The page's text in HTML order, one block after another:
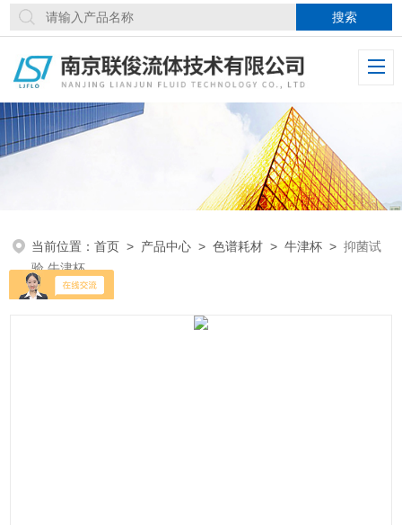
当前位置：首页 > 产品中心 >色谱耗材 >牛津杯 >抑菌试
验 牛津杯